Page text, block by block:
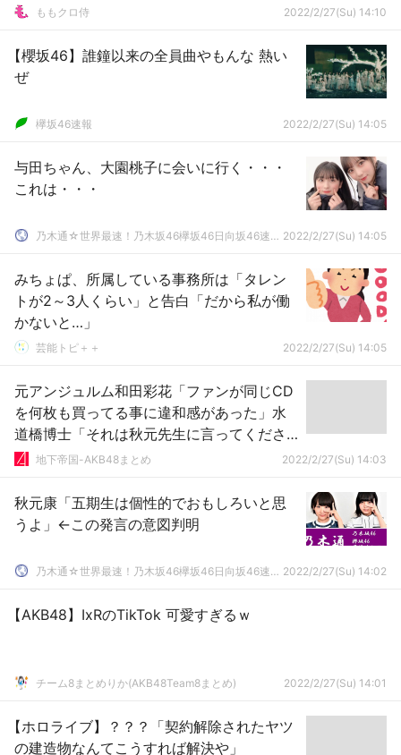
ももクロ侍 2022/2/27(Su) 14:10
【櫻坂46】誰鐘以来の全員曲やもんな 熱い
ぜ
欅坂46速報 2022/2/27(Su) 14:05
与田ちゃん、大園桃子に会いに行く・・・
これは・・・
乃木通☆世界最速！乃木坂46欅坂46日向坂46速報まとめ 2022/2/27(Su) 14:05
みちょぱ、所属している事務所は「タレン
トが2～3人くらい」と告白「だから私が働
かないと…」
芸能トピ＋＋ 2022/2/27(Su) 14:05
元アンジュルム和田彩花「ファンが同じCD
を何枚も買ってる事に違和感があった」水
道橋博士「それは秋元先生に言ってくださ
いよ」地下帝国-AKB48まとめ 2022/2/27(Su) 14:03
秋元康「五期生は個性的でおもしろいと思
うよ」←この発言の意図判明
乃木通☆世界最速！乃木坂46欅坂46日向坂46速報まとめ 2022/2/27(Su) 14:02
【AKB48】IxRのTikTok 可愛すぎるｗ
チーム8まとめりか(AKB48Team8まとめ) 2022/2/27(Su) 14:01
【ホロライブ】？？？「契約解除されたヤツ
の建造物なんてこうすれば解決や」